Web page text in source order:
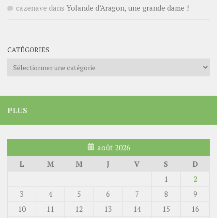
cazenave dans Yolande d’Aragon, une grande dame !
CATÉGORIES
Catégories
PLUS
août 2026
L
M M J V S
D
1
2
3
4 5 6 7 8
9
10
11 12 13 14 15
16